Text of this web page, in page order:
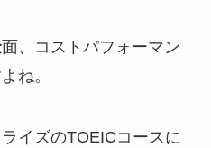
面、コストパフォーマン
よね。
イズのTOEICコースに